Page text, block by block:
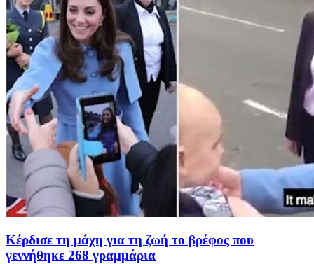
Κέρδισε τη μάχη για τη ζωή το βρέφος που
γεννήθηκε 268 γραμμάρια